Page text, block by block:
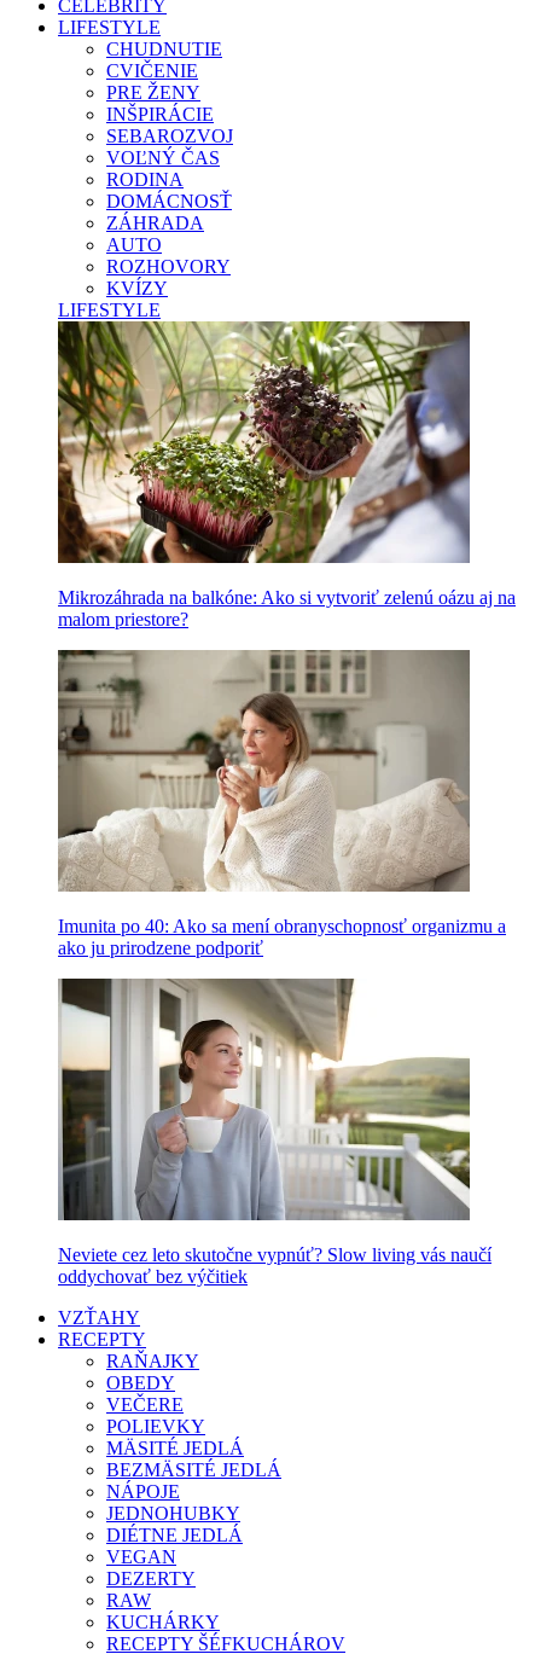
CELEBRITY
LIFESTYLE
CHUDNUTIE
CVIČENIE
PRE ŽENY
INŠPIRÁCIE
SEBAROZVOJ
VOĽNÝ ČAS
RODINA
DOMÁCNOSŤ
ZÁHRADA
AUTO
ROZHOVORY
KVÍZY
LIFESTYLE
Mikrozáhrada na balkóne: Ako si vytvoriť zelenú oázu aj na
malom priestore?
Imunita po 40: Ako sa mení obranyschopnosť organizmu a
ako ju prirodzene podporiť
Neviete cez leto skutočne vypnúť? Slow living vás naučí
oddychovať bez výčitiek
VZŤAHY
RECEPTY
RAŇAJKY
OBEDY
VEČERE
POLIEVKY
MÄSITÉ JEDLÁ
BEZMÄSITÉ JEDLÁ
NÁPOJE
JEDNOHUBKY
DIÉTNE JEDLÁ
VEGAN
DEZERTY
RAW
KUCHÁRKY
RECEPTY ŠÉFKUCHÁROV